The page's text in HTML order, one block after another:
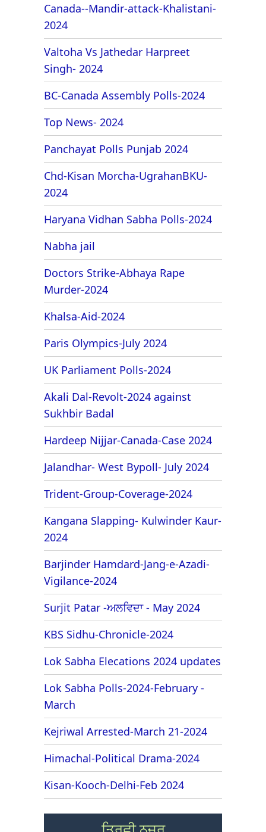
Canada--Mandir-attack-Khalistani-
2024
Valtoha Vs Jathedar Harpreet
Singh- 2024
BC-Canada Assembly Polls-2024
Top News- 2024
Panchayat Polls Punjab 2024
Chd-Kisan Morcha-UgrahanBKU-
2024
Haryana Vidhan Sabha Polls-2024
Nabha jail
Doctors Strike-Abhaya Rape
Murder-2024
Khalsa-Aid-2024
Paris Olympics-July 2024
UK Parliament Polls-2024
Akali Dal-Revolt-2024 against
Sukhbir Badal
Hardeep Nijjar-Canada-Case 2024
Jalandhar- West Bypoll- July 2024
Trident-Group-Coverage-2024
Kangana Slapping- Kulwinder Kaur-
2024
Barjinder Hamdard-Jang-e-Azadi-
Vigilance-2024
Surjit Patar -ਅਲਵਿਦਾ - May 2024
KBS Sidhu-Chronicle-2024
Lok Sabha Elecations 2024 updates
Lok Sabha Polls-2024-February -
March
Kejriwal Arrested-March 21-2024
Himachal-Political Drama-2024
Kisan-Kooch-Delhi-Feb 2024